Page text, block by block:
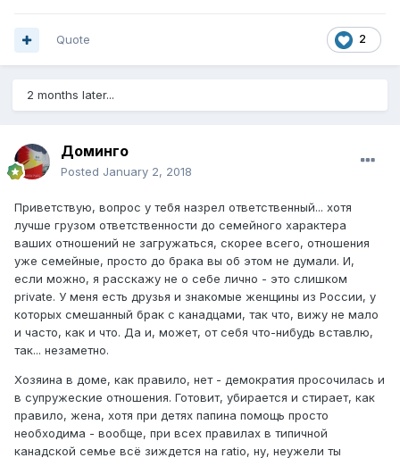
2
Quote
2 months later...
Доминго
Posted January 2, 2018
Приветствую, вопрос у тебя назрел ответственный... хотя
лучше грузом ответственности до семейного характера
ваших отношений не загружаться, скорее всего, отношения
уже семейные, просто до брака вы об этом не думали. И,
если можно, я расскажу не о себе лично - это слишком
private. У меня есть друзья и знакомые женщины из России, у
которых смешанный брак с канадцами, так что, вижу не мало
и часто, как и что. Да и, может, от себя что-нибудь вставлю,
так... незаметно.
Хозяина в доме, как правило, нет - демократия просочилась и
в супружеские отношения. Готовит, убирается и стирает, как
правило, жена, хотя при детях папина помощь просто
необходима - вообще, при всех правилах в типичной
канадской семье всё зиждется на ratio, ну, неужели ты